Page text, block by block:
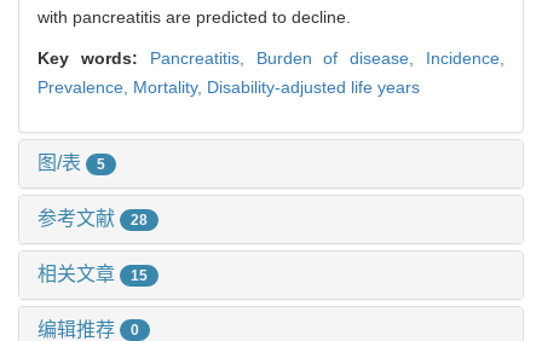
with pancreatitis are predicted to decline.
Key words: Pancreatitis, Burden of disease, Incidence,
Prevalence, Mortality, Disability-adjusted life years
图/表 5
参考文献 28
相关文章 15
编辑推荐 0